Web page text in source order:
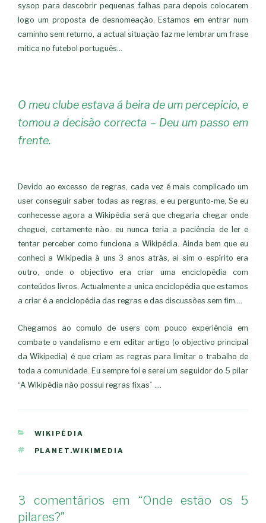
sysop para descobrir pequenas falhas para depois colocarem
logo um proposta de desnomeação. Estamos em entrar num
caminho sem returno, a actual situação faz me lembrar um frase
mitica no futebol português…
O meu clube estava á beira de um percepicio, e
tomou a decisão correcta – Deu um passo em
frente.
Devido ao excesso de regras, cada vez é mais complicado um
user conseguir saber todas as regras, e eu pergunto-me, Se eu
conhecesse agora a Wikipédia será que chegaria chegar onde
cheguei, certamente não. eu nunca teria a paciência de ler e
tentar perceber como funciona a Wikipédia. Ainda bem que eu
conheci a Wikipedia à uns 3 anos atrás, ai sim o espírito era
outro, onde o objectivo era criar uma enciclopédia com
conteúdos livros. Actualmente a unica enciclopédia que estamos
a criar é a enciclopédia das regras e das discussões sem fim….
Chegamos ao comulo de users com pouco experiência em
combate o vandalismo e em editar artigo (o objectivo principal
da Wikipedia) é que criam as regras para limitar o trabalho de
toda a comunidade. Eu sempre foi e serei um seguidor do 5 pilar
“A Wikipédia não possui regras fixas” ….
CATEGORIAS
WIKIPÉDIA
ETIQUETAS
PLANET.WIKIMEDIA
3 comentários em “Onde estão os 5
pilares?”